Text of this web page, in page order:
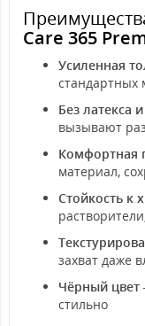
Care 365
Усиленная
стандартных
Без латекса
вызывают
Комфортная
материал,
Стойкость к
захват даже
Чёрный цвет
стильно